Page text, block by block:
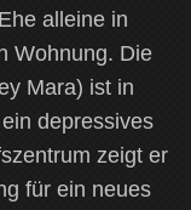
alleine in
Wohnung. Die
Mara) ist in
depressives
zeigt er
für ein neues